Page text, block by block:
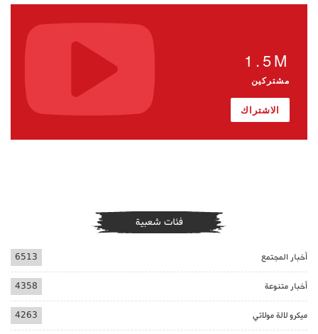
1.5M
مشتركين
الاشتراك
فئات شعبية
أخبار المجتمع 6513
أخبار متنوعة 4358
ميكرو لالة مولاتي 4263